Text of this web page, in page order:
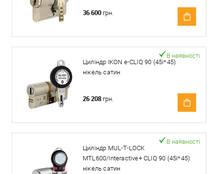
36 600 грн.
Циліндр IKON e-CLIQ 90 (45i*45)
нікель сатин
В наявності
26 208 грн.
Циліндр MUL-T-LOCK
MTL600/Interactive+ CLIQ 90 (45i*45)
нікель сатин
В наявності